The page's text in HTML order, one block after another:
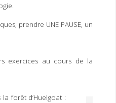
prendre UNE PAUSE, un
exercices au cours de la
forêt d’Huelgoat :